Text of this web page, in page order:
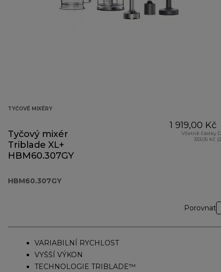
TYČOVÉ MIXÉRY
Tyčový mixér
Triblade XL+
HBM60.307GY
HBM60.307GY
1 919,00 Kč
Včetně částky
333,05 Kč
Porovnat
VARIABILNÍ RYCHLOST
VYŠŠÍ VÝKON
TECHNOLOGIE TRIBLADE™